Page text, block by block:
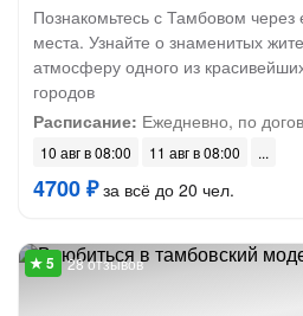
Познакомьтесь с Тамбовом через
места. Узнайте о знаменитых
атмосферу одного из
городов
Расписание: Ежедневно, по
10 авг в 08:00 11 авг в 08:00
4700 ₽за всё до 20 чел.
28 отзывов